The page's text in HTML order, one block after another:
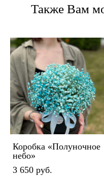
Также Вам
Коробка «Полуночное
небо»
3 650 pуб.